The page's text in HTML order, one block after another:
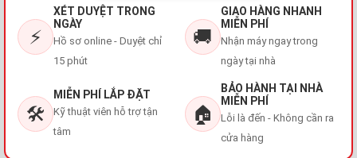
⚡
XÉT DUYỆT TRONG
NGÀY
Hồ sơ online - Duyệt chỉ
15 phút
🚚
GIAO HÀNG NHANH
MIỄN PHÍ
Nhận máy ngay trong
ngày tại nhà
🛠️
MIỄN PHÍ LẮP ĐẶT
Kỹ thuật viên hỗ trợ tận
tâm
🏠
BẢO HÀNH TẠI NHÀ
MIỄN PHÍ
Lỗi là đến - Không cần ra
cửa hàng